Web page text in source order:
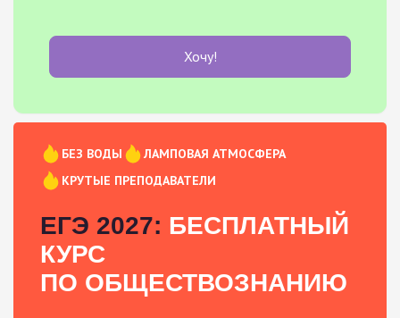
Хочу!
БЕЗ ВОДЫ
ЛАМПОВАЯ АТМОСФЕРА
КРУТЫЕ ПРЕПОДАВАТЕЛИ
ЕГЭ 2027: БЕСПЛАТНЫЙ
КУРС
ПО ОБЩЕСТВОЗНАНИЮ